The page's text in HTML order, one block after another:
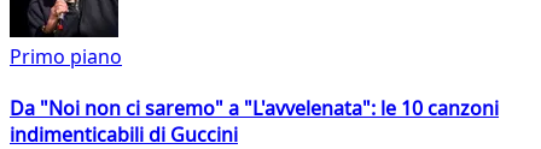
Primo piano
Da "Noi non ci saremo" a "L'avvelenata": le 10 canzoni
indimenticabili di Guccini